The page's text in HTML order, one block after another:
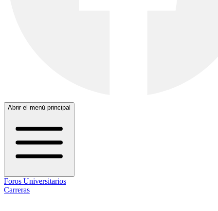
Abrir el menú principal
Foros Universitarios
Carreras